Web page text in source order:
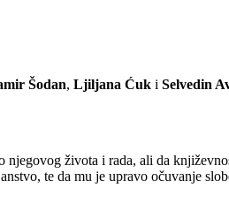
Šodan, Ljiljana Ćuk i Selvedin
života i rada, ali da
te da mu je upravo očuvanje